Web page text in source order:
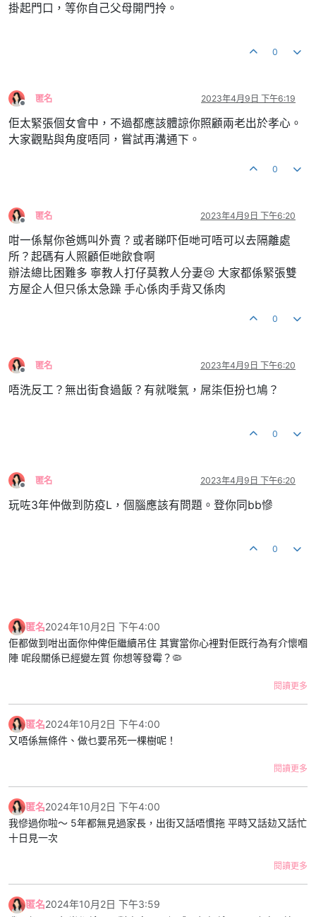
掛起門口，等你自己父母開門拎。
0
離線
匿名 2023年4月9日 下午6:19
佢太緊張個女會中，不過都應該體諒你照顧兩老出於孝心。
大家觀點與角度唔同，嘗試再溝通下。
0
離線
匿名 2023年4月9日 下午6:20
咁一係幫你爸媽叫外賣？或者睇吓佢哋可唔可以去隔離處
所？起碼有人照顧佢哋飲食啊
辦法總比困難多 寧教人打仔莫教人分妻😢 大家都係緊張雙
方屋企人但只係太急躁 手心係肉手背又係肉
0
離線
匿名 2023年4月9日 下午6:20
唔洗反工？無出街食過飯？有就嘥氣，屌柒佢扮乜鳩？
0
離線
匿名 2023年4月9日 下午6:20
玩咗3年仲做到防疫L，個腦應該有問題。登你同bb慘
0
匿名2024年10月2日 下午4:00
佢都做到咁出面你仲俾佢繼續吊住 其實當你心裡對佢既行為有介懷嗰
陣 呢段關係已經變左質 你想等發霉？🦠
閱讀更多
匿名2024年10月2日 下午4:00
又唔係無條件、做乜要吊死一棵樹呢！
閱讀更多
匿名2024年10月2日 下午4:00
我慘過你啦～ 5年都無見過家長，出街又話唔慣拖 平時又話攰又話忙
十日見一次
閱讀更多
匿名2024年10月2日 下午3:59